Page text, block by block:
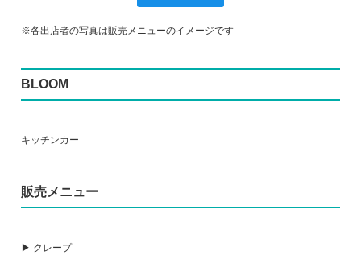
※各出店者の写真は販売メニューのイメージです
BLOOM
キッチンカー
販売メニュー
▶ クレープ